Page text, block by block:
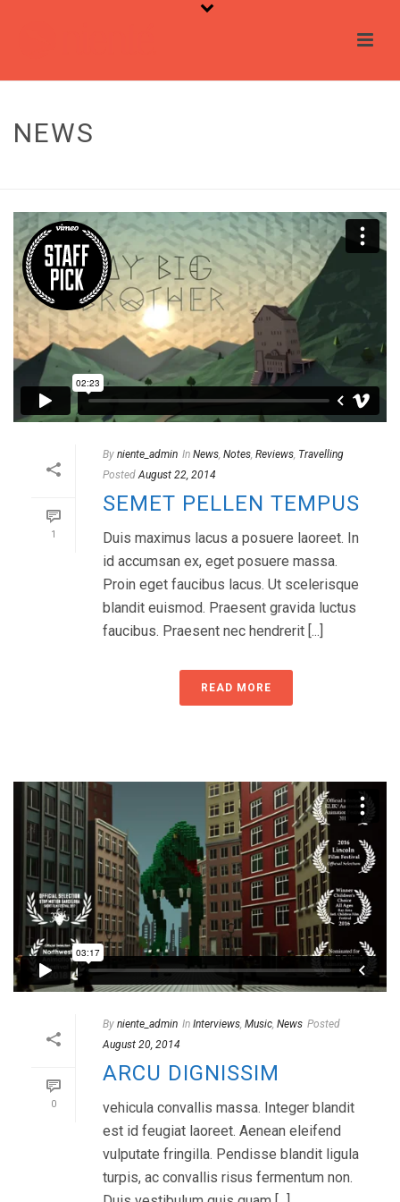
NEWS
1
By niente_admin In News, Notes, Reviews, Travelling
Posted August 22, 2014
SEMET PELLEN TEMPUS
Duis maximus lacus a posuere laoreet. In
id accumsan ex, eget posuere massa.
Proin eget faucibus lacus. Ut scelerisque
blandit euismod. Praesent gravida luctus
faucibus. Praesent nec hendrerit [...]
READ MORE
0
By niente_admin In Interviews, Music, News Posted
August 20, 2014
ARCU DIGNISSIM
vehicula convallis massa. Integer blandit
est id feugiat laoreet. Aenean eleifend
vulputate fringilla. Pendisse blandit ligula
turpis, ac convallis risus fermentum non.